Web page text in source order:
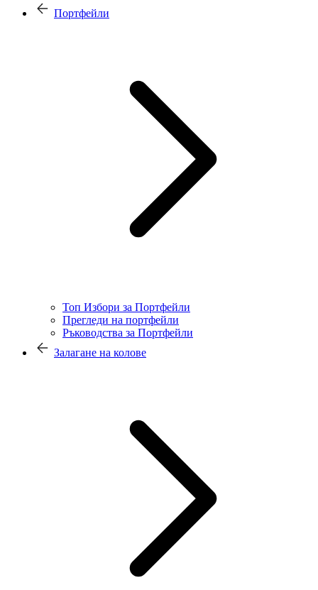
Портфейли
Топ Избори за Портфейли
Прегледи на портфейли
Ръководства за Портфейли
Залагане на колове